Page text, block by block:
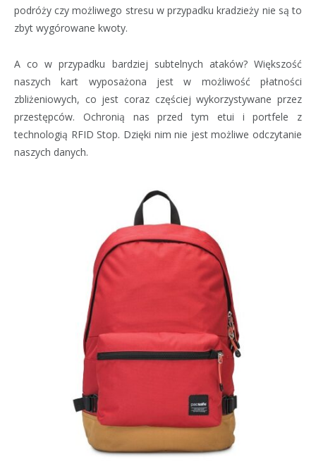
podróży czy możliwego stresu w przypadku kradzieży nie są to
zbyt wygórowane kwoty.
A co w przypadku bardziej subtelnych ataków? Większość
naszych kart wyposażona jest w możliwość płatności
zbliżeniowych, co jest coraz częściej wykorzystywane przez
przestępców. Ochronią nas przed tym etui i portfele z
technologią RFID Stop. Dzięki nim nie jest możliwe odczytanie
naszych danych.